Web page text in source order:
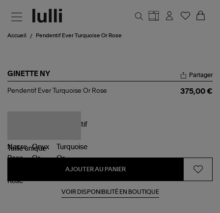
Accueil Pendentif Ever Turquoise Or Rose
GINETTE NY
Pendentif
Partager
Pendentif Ever Turquoise Or Rose 375,00 €
Tailleunique
AJOUTER AU PANIER
VOIR DISPONIBILITÉ EN BOUTIQUE